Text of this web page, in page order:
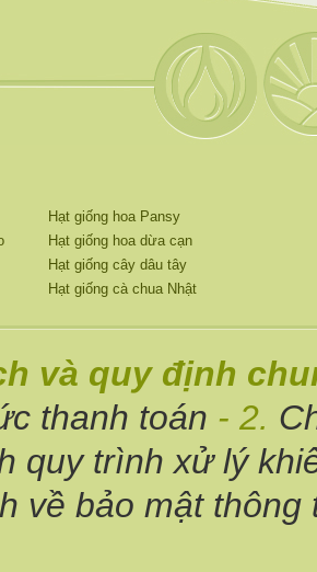
Hạt giống hoa Pansy
Hạt giống hoa dừa cạn
Hạt giống cây dâu tây
Hạt giống cà chua Nhật
và quy định
thanh toán - 2.
quy trình xử lý
về bảo mật thông